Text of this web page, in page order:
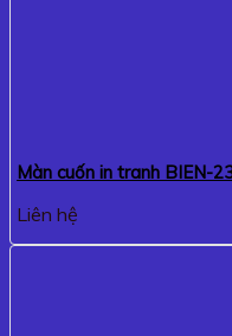
Màn cuốn in tranh BIEN-
Liên hệ